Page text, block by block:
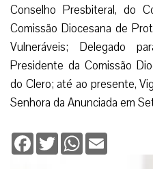
Conselho Presbiteral, do
Comissão Diocesana de
Vulneráveis; Delegado
Presidente da Comissão
do Clero; até ao presente,
Senhora da Anunciada em
Facebook
TwitterWhatsApp